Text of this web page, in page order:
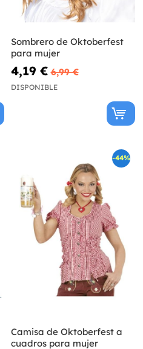
Sombrero de Oktoberfest
para mujer
4,19 € 6,99 €
DISPONIBLE
-44%
Camisa de Oktoberfest a
cuadros para mujer